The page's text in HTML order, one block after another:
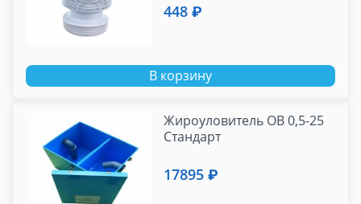
448 ₽
В корзину
Жироуловитель ОВ 0,5-25
Стандарт
17895 ₽